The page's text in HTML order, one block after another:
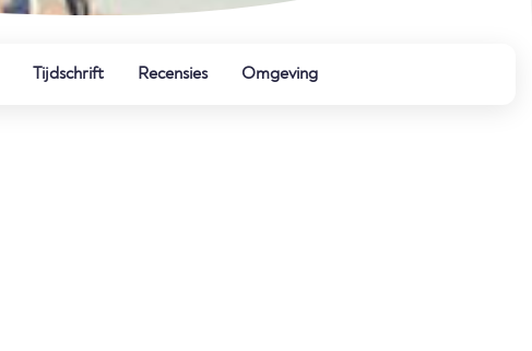
Tijdschrift Recensies Omgeving